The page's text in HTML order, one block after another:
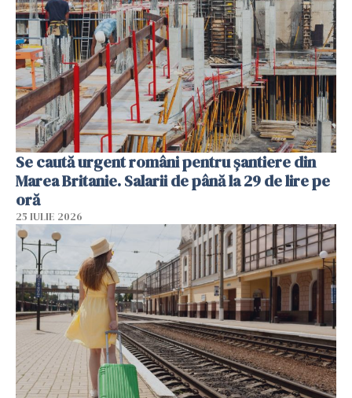
Se caută urgent români pentru șantiere din
Marea Britanie. Salarii de până la 29 de lire pe
oră
25 IULIE 2026